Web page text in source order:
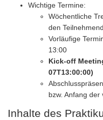
Wichtige Termine:
Wöchentliche
den
Vorläufige
13:00
Kick-off
07T13:00:00)
bzw. Anfang der
Inhalte des